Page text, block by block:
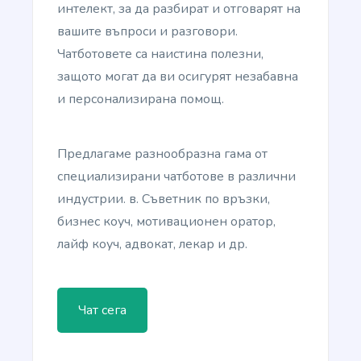
converting ad headlines for Linkedin.
Professional and eye-catching ad descriptions that
will make your product shine.
интелект, за да разбират и отговарят на
вашите въпроси и разговори.
Чатботовете са наистина полезни,
защото могат да ви осигурят незабавна
и персонализирана помощ.
Предлагаме разнообразна гама от
специализирани чатботове в различни
индустрии. в. Съветник по връзки,
бизнес коуч, мотивационен оратор,
лайф коуч, адвокат, лекар и др.
Чат сега